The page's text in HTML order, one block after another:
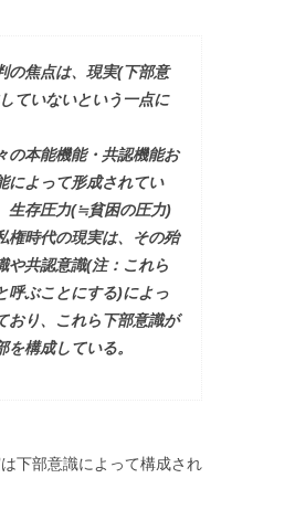
の焦点は、現実(下部意
ていないという一点に
の本能機能・共認機能お
によって形成されてい
生存圧力(≒貧困の圧力)
権時代の現実は、その殆
や共認意識(注：これら
呼ぶことにする)によっ
おり、これら下部意識が
を構成している。
下部意識によって構成され